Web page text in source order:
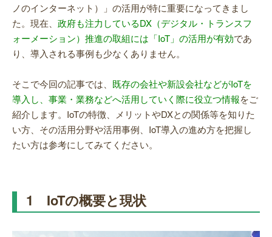
ノのインターネット）」の活用が特に重要になってきまし
た。現在、 政府も注力しているDX（デジタル・トランスフ
ォーメーション）推進の取組には「IoT」の活用が有効であ
り、導入される事例も少なくありません。
そこで今回の記事では、 既存の会社や新設会社などがIoTを
導入し、事業・業務などへ活用していく際に役立つ情報をご
紹介します。IoTの特徴、メリットやDXとの関係等を知りた
い方、その活用分野や活用事例、IoT導入の進め方を把握し
たい方は参考にしてみてください。
1 IoTの概要と現状